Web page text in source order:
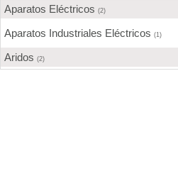
Aparatos Eléctricos (2)
Aparatos Industriales Eléctricos (1)
Aridos (2)